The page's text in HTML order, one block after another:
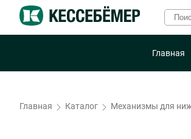
Главная
Главная Каталог Механизмы для